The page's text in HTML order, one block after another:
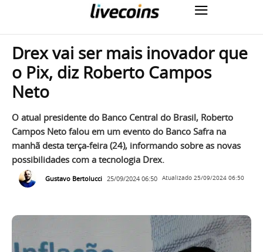
Drex vai ser mais inovador que
o Pix, diz Roberto Campos
Neto
O atual presidente do Banco Central do Brasil, Roberto
Campos Neto falou em um evento do Banco Safra na
manhã desta terça-feira (24), informando sobre as novas
possibilidades com a tecnologia Drex.
Gustavo Bertolucci 25/09/2024 06:50 Atualizado 25/09/2024 06:50